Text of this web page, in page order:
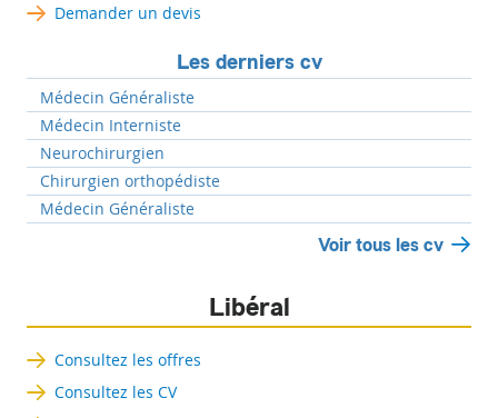
Demander un devis
Les derniers cv
Médecin Généraliste
Médecin Interniste
Neurochirurgien
Chirurgien orthopédiste
Médecin Généraliste
Voir tous les cv
Libéral
Consultez les offres
Consultez les CV